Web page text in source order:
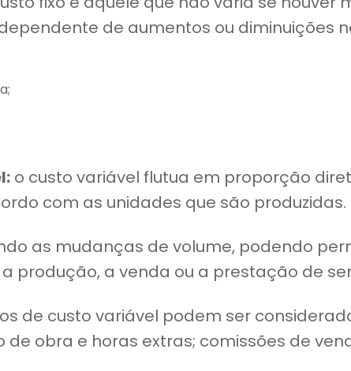
de aumentos ou diminuições
o custo variável flutua em proporção
com as unidades que são produzidas.
as mudanças de volume, podendo
produção, a venda ou a prestação de
de custo variável podem ser
de obra e horas extras; comissões de